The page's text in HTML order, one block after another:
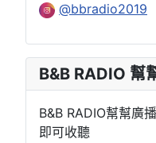
@bbradio2019
B&B RADIO 幫
B&B RADIO幫幫廣
即可收聽